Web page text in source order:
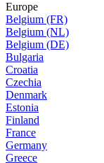
Europe
Belgium (FR)
Belgium (NL)
Belgium (DE)
Bulgaria
Croatia
Czechia
Denmark
Estonia
Finland
France
Germany
Greece